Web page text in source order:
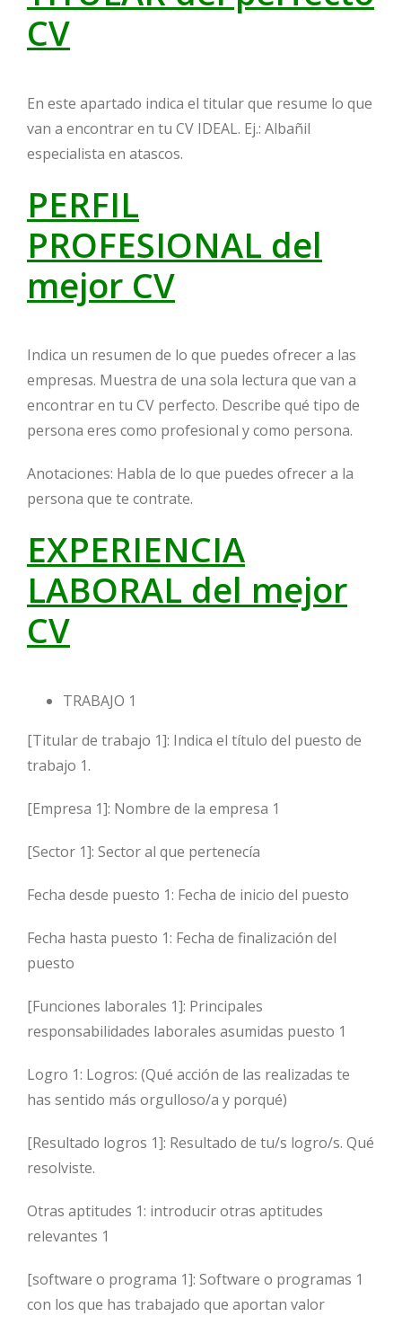
CV
En este apartado indica el titular que resume lo que
van a encontrar en tu CV IDEAL. Ej.: Albañil
especialista en atascos.
PERFIL
PROFESIONAL del
mejor CV
Indica un resumen de lo que puedes ofrecer a las
empresas. Muestra de una sola lectura que van a
encontrar en tu CV perfecto. Describe qué tipo de
persona eres como profesional y como persona.
Anotaciones: Habla de lo que puedes ofrecer a la
persona que te contrate.
EXPERIENCIA
LABORAL del mejor
CV
TRABAJO 1
[Titular de trabajo 1]: Indica el título del puesto de
trabajo 1.
[Empresa 1]: Nombre de la empresa 1
[Sector 1]: Sector al que pertenecía
Fecha desde puesto 1: Fecha de inicio del puesto
Fecha hasta puesto 1: Fecha de finalización del
puesto
[Funciones laborales 1]: Principales
responsabilidades laborales asumidas puesto 1
Logro 1: Logros: (Qué acción de las realizadas te
has sentido más orgulloso/a y porqué)
[Resultado logros 1]: Resultado de tu/s logro/s. Qué
resolviste.
Otras aptitudes 1: introducir otras aptitudes
relevantes 1
[software o programa 1]: Software o programas 1
con los que has trabajado que aportan valor